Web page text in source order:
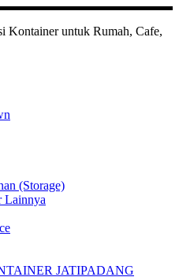
Kontainer untuk Rumah, Cafe,
(Storage)
Lainnya
JATIPADANG